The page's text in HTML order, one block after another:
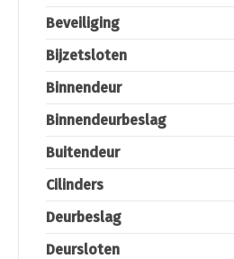
Beveiliging
Bijzetsloten
Binnendeur
Binnendeurbeslag
Buitendeur
Cilinders
Deurbeslag
Deursloten